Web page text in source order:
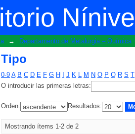
Nínive
→ Departamento de Metalurgia – Química
Tipo
0-9 A B C D E F G H J K L M N O P Q R S T
O introducir las primeras letras:
Orden: Resultados:
Mostrando ítems 1-2 de 2